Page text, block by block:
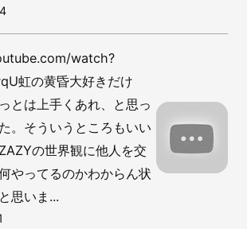
watch?
虹の黄昏大好きだけ
とは上手くあれ、と思っ
。そういうところもいい
の世界観に他人を交
やってるのかわからん状
思いま...